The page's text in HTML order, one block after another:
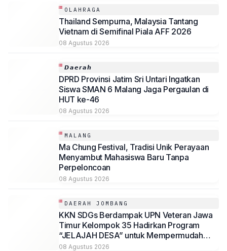
OLAHRAGA
Thailand Sempurna, Malaysia Tantang
Vietnam di Semifinal Piala AFF 2026
08 Agustus 2026
𝘿𝙖𝙚𝙧𝙖𝙝
DPRD Provinsi Jatim Sri Untari Ingatkan
Siswa SMAN 6 Malang Jaga Pergaulan di
HUT ke-46
08 Agustus 2026
MALANG
Ma Chung Festival, Tradisi Unik Perayaan
Menyambut Mahasiswa Baru Tanpa
Perpeloncoan
08 Agustus 2026
DAERAH JOMBANG
KKN SDGs Berdampak UPN Veteran Jawa
Timur Kelompok 35 Hadirkan Program
“JELAJAH DESA” untuk Mempermudah
Akses Informasi Desa Sambirejo
08 Agustus 2026